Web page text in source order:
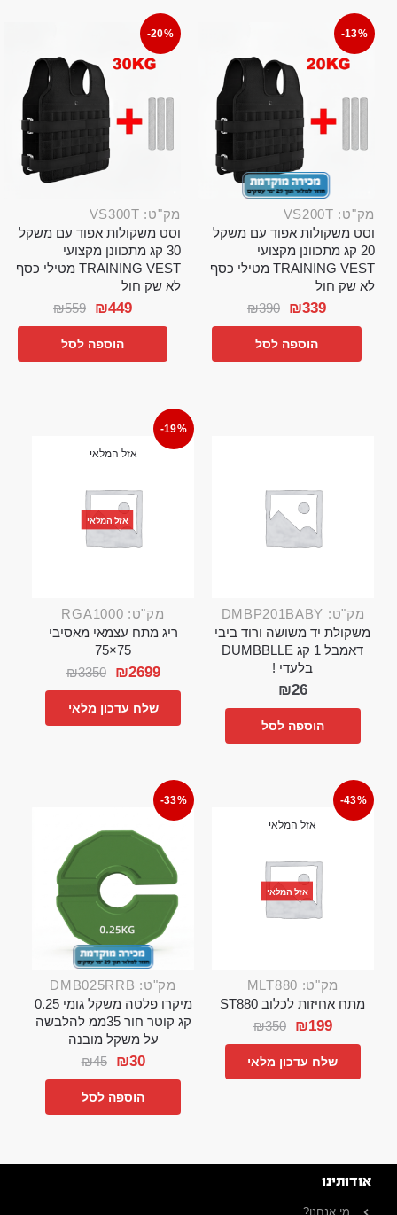
-13%
מק"ט: VS200T
וסט משקולות אפוד עם משקל
20 קג מתכוונן מקצועי
TRAINING VEST מטילי כסף
לא שק חול
₪390 ₪339
הוספה לסל
-20%
מק"ט: VS300T
וסט משקולות אפוד עם משקל
30 קג מתכוונן מקצועי
TRAINING VEST מטילי כסף
לא שק חול
₪559 ₪449
הוספה לסל
מק"ט: DMBP201BABY
משקולת יד משושה ורוד ביבי
דאמבל 1 קג DUMBBLLE
בלעדי !
₪26
הוספה לסל
-19%
אזל המלאי
אזל המלאי
מק"ט: RGA1000
ריג מתח עצמאי מאסיבי
75×75
₪3350 ₪2699
שלח עדכון מלאי
-43%
אזל המלאי
אזל המלאי
מק"ט: MLT880
מתח אחיזות לכלוב ST880
₪350 ₪199
שלח עדכון מלאי
-33%
מק"ט: DMB025RRB
מיקרו פלטה משקל גומי 0.25
קג קוטר חור 35ממ להלבשה
על משקל מובנה
₪45 ₪30
הוספה לסל
אודותינו
מי אנחנו?